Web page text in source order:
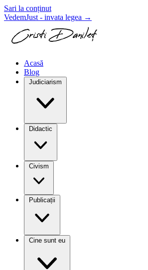
Sari la conținut
VedemJust - invata legea →
Acasă
Blog
Judiciarism
Didactic
Civism
Publicații
Cine sunt eu